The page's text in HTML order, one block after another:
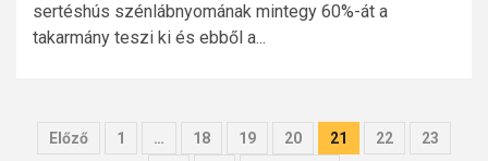
sertéshús szénlábnyomának mintegy 60%-át a
takarmány teszi ki és ebből a...
Bejegyzések
Előző 1 … 18 19 20 21 22
23